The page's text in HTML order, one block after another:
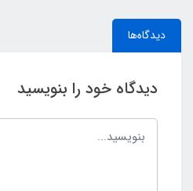
دیدگاه‌ها
دیدگاه خود را بنویسید